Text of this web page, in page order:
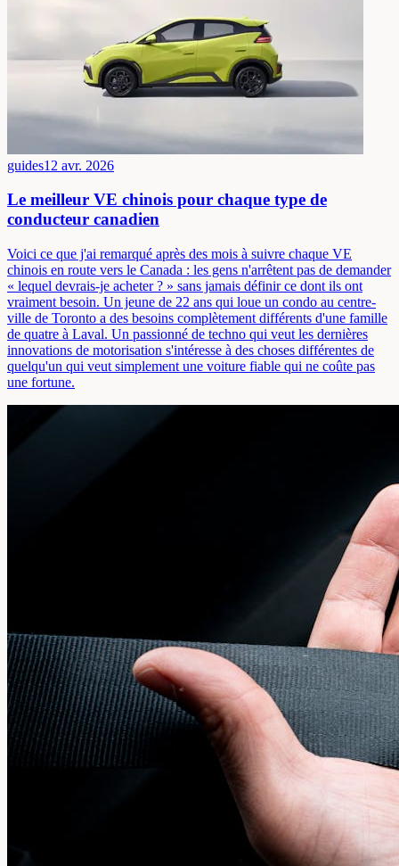
guides12 avr. 2026
Le meilleur VE chinois pour chaque type de
conducteur canadien
Voici ce que j'ai remarqué après des mois à suivre chaque VE
chinois en route vers le Canada : les gens n'arrêtent pas de demander
« lequel devrais-je acheter ? » sans jamais définir ce dont ils ont
vraiment besoin. Un jeune de 22 ans qui loue un condo au centre-
ville de Toronto a des besoins complètement différents d'une famille
de quatre à Laval. Un passionné de techno qui veut les dernières
innovations de motorisation s'intéresse à des choses différentes de
quelqu'un qui veut simplement une voiture fiable qui ne coûte pas
une fortune.